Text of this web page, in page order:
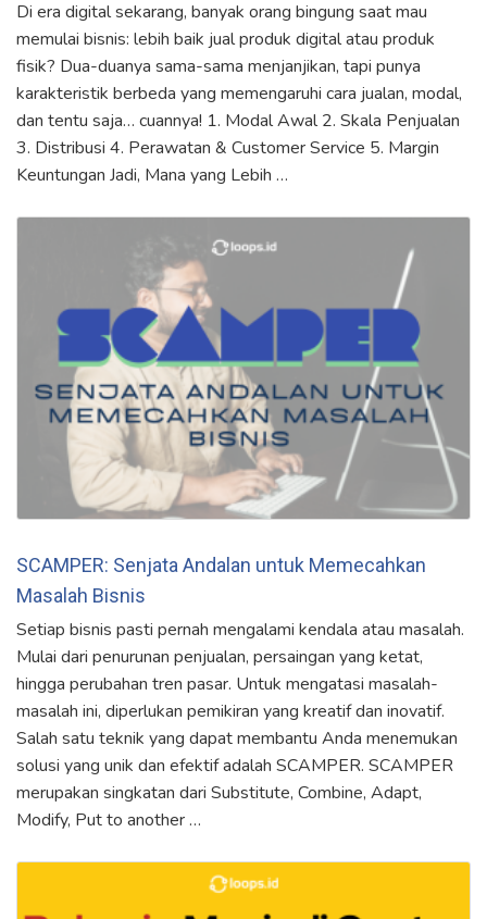
Di era digital sekarang, banyak orang bingung saat mau
memulai bisnis: lebih baik jual produk digital atau produk
fisik? Dua-duanya sama-sama menjanjikan, tapi punya
karakteristik berbeda yang memengaruhi cara jualan, modal,
dan tentu saja… cuannya! 1. Modal Awal 2. Skala Penjualan
3. Distribusi 4. Perawatan & Customer Service 5. Margin
Keuntungan Jadi, Mana yang Lebih …
SCAMPER: Senjata Andalan untuk Memecahkan
Masalah Bisnis
Setiap bisnis pasti pernah mengalami kendala atau masalah.
Mulai dari penurunan penjualan, persaingan yang ketat,
hingga perubahan tren pasar. Untuk mengatasi masalah-
masalah ini, diperlukan pemikiran yang kreatif dan inovatif.
Salah satu teknik yang dapat membantu Anda menemukan
solusi yang unik dan efektif adalah SCAMPER. SCAMPER
merupakan singkatan dari Substitute, Combine, Adapt,
Modify, Put to another …